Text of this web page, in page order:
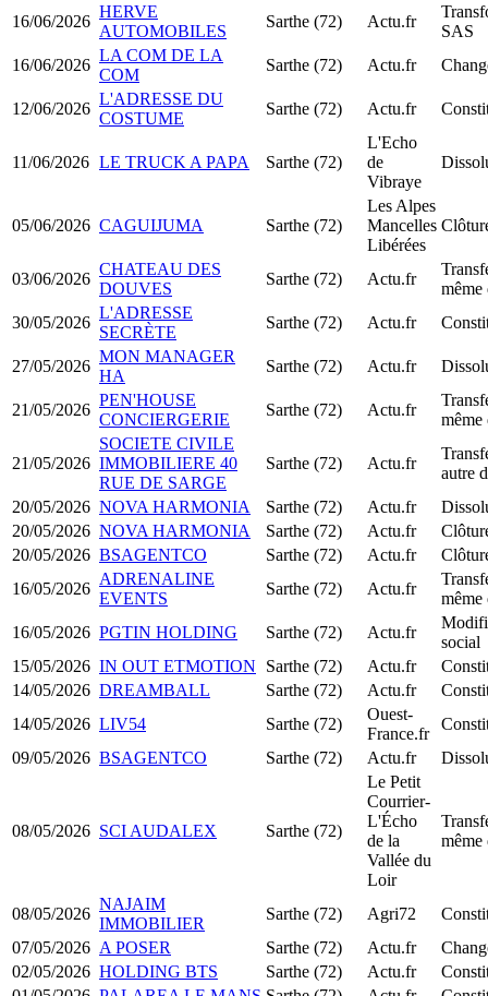
16/06/2026
HERVE
AUTOMOBILES
Sarthe (72) Actu.fr
SAS
16/06/2026
LA COM DE LA
COM
Sarthe (72) Actu.fr
12/06/2026
L'ADRESSE DU
COSTUME
Sarthe (72) Actu.fr
11/06/2026 LE TRUCK A PAPA Sarthe (72)
L'Echo
de
Vibraye
05/06/2026 CAGUIJUMA Sarthe (72)
Les Alpes
Mancelles
Libérées
03/06/2026
CHATEAU DES
DOUVES
Sarthe (72) Actu.fr
même
30/05/2026
L'ADRESSE
SECRÈTE
Sarthe (72) Actu.fr
27/05/2026
MON MANAGER
HA
Sarthe (72) Actu.fr
21/05/2026
PEN'HOUSE
CONCIERGERIE
Sarthe (72) Actu.fr
même
21/05/2026
SOCIETE CIVILE
IMMOBILIERE 40
RUE DE SARGE
Sarthe (72) Actu.fr
autre
20/05/2026 NOVA HARMONIA Sarthe (72) Actu.fr
20/05/2026 NOVA HARMONIA Sarthe (72) Actu.fr
20/05/2026 BSAGENTCO Sarthe (72) Actu.fr
16/05/2026
ADRENALINE
EVENTS
Sarthe (72) Actu.fr
même
16/05/2026 PGTIN HOLDING Sarthe (72) Actu.fr
social
15/05/2026 IN OUT ETMOTION Sarthe (72) Actu.fr
14/05/2026 DREAMBALL Sarthe (72) Actu.fr
14/05/2026 LIV54 Sarthe (72)
Ouest-
France.fr
09/05/2026 BSAGENTCO Sarthe (72) Actu.fr
08/05/2026 SCI AUDALEX Sarthe (72)
Le Petit
Courrier-
L'Écho
de la
Vallée du
Loir
même
08/05/2026
NAJAIM
IMMOBILIER
Sarthe (72) Agri72
07/05/2026 A POSER Sarthe (72) Actu.fr
02/05/2026 HOLDING BTS Sarthe (72) Actu.fr